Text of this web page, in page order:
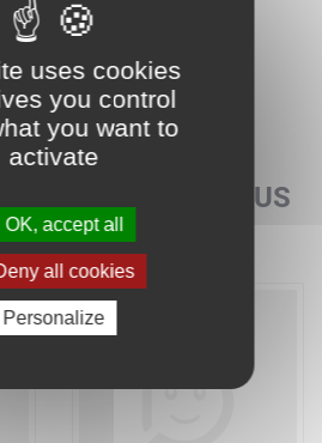
AUSSI VOUS
uses cookies
you control
you want to
activate
OK, accept all
all cookies
Personalize